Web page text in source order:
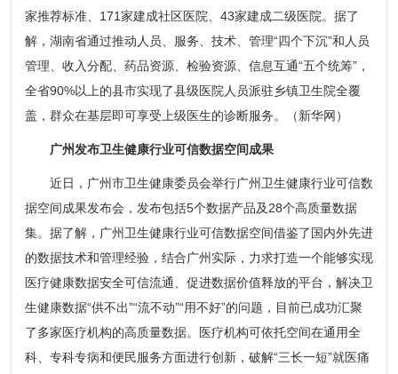
家推荐标准、171家建成社区医院、43家建成二级医院。据了
解，湖南省通过推动人员、服务、技术、管理“四个下沉”和人员
管理、收入分配、药品资源、检验资源、信息互通“五个统筹”，
全省90%以上的县市实现了县级医院人员派驻乡镇卫生院全覆
盖，群众在基层即可享受上级医生的诊断服务。（新华网）
广州发布卫生健康行业可信数据空间成果
近日，广州市卫生健康委员会举行广州卫生健康行业可信数
据空间成果发布会，发布包括5个数据产品及28个高质量数据
集。据了解，广州卫生健康行业可信数据空间借鉴了国内外先进
的数据技术和管理经验，结合广州实际，力求打造一个能够实现
医疗健康数据安全可信流通、促进数据价值释放的平台，解决卫
生健康数据“供不出”“流不动”“用不好”的问题，目前已成功汇聚
了多家医疗机构的高质量数据。医疗机构可依托空间在通用全
科、专科专病和便民服务方面进行创新，破解“三长一短”就医痛